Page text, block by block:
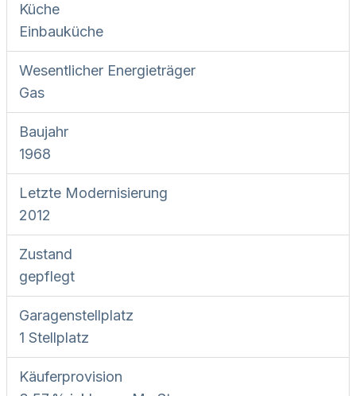
Küche
Einbauküche
Wesentlicher Energieträger
Gas
Baujahr
1968
Letzte Modernisierung
2012
Zustand
gepflegt
Garagen­stellplatz
1 Stellplatz
Käufer­provision